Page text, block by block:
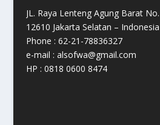
JL. Raya Lenteng Agung Barat
12610 Jakarta Selatan – Indonesia
Phone : 62-21-78836327
e-mail : alsofwa@gmail.com
HP : 0818 0600 8474